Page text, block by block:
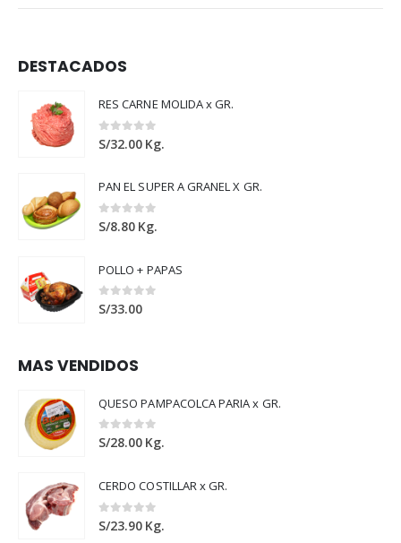
DESTACADOS
RES CARNE MOLIDA x GR.
0out of 5
S/32.00 Kg.
PAN EL SUPER A GRANEL X GR.
0out of 5
S/8.80 Kg.
POLLO + PAPAS
0out of 5
S/33.00
MAS VENDIDOS
QUESO PAMPACOLCA PARIA x GR.
0out of 5
S/28.00 Kg.
CERDO COSTILLAR x GR.
0out of 5
S/23.90 Kg.